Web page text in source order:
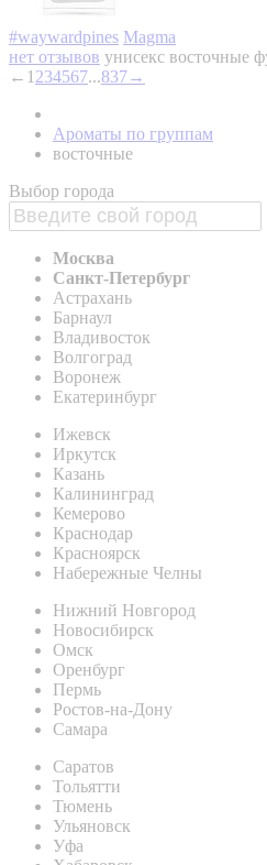
#waywardpines Magma
нет отзывов унисекс восточные
← 1 234567...837→
Ароматы по группам
восточные
Выбор города
Москва
Санкт-Петербург
Астрахань
Барнаул
Владивосток
Волгоград
Воронеж
Екатеринбург
Ижевск
Иркутск
Казань
Калининград
Кемерово
Краснодар
Красноярск
Набережные Челны
Нижний Новгород
Новосибирск
Омск
Оренбург
Пермь
Ростов-на-Дону
Самара
Саратов
Тольятти
Тюмень
Ульяновск
Уфа